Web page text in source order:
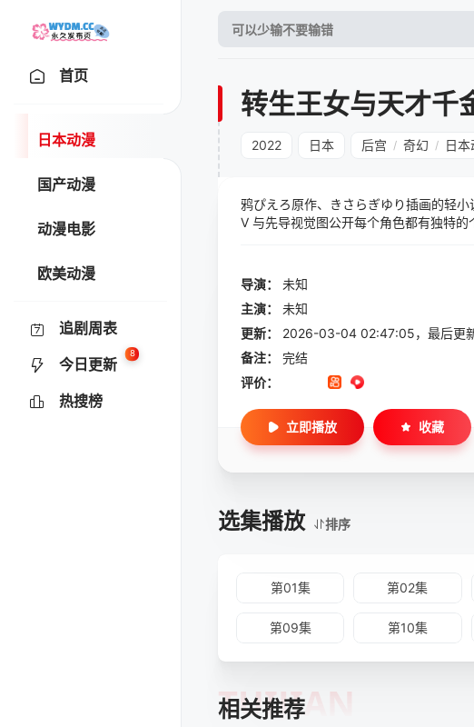
首页
日本动漫
国产动漫
动漫电影
欧美动漫
追剧周表
今日更新
8
热搜榜
转生王女与天才千
2022 日本 后宫 / 奇幻 / 日本
鸦ぴえろ原作、きさらぎゆり插画的轻
V 与先导视觉图公开每个角色都有独特
自研究魔法。在某个机缘巧合下，艾妮
亚重拾名誉，艾妮丝菲亚所选择的方法
将持续为这个国家、这个世界，还有两
导演：
未知
主演：
未知
更新：
2026-03-04 02:47:05，最后更
备注：
完结
评价：
立即播放 收藏
选集播放 排序
第01集 第02集
第09集 第10集
相关推荐
TUIJIAN